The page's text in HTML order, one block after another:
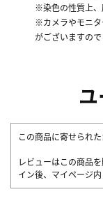
※染色の性質上、
※カメラやモニタ
がございますので
この商品に寄せられ
レビューはこの商品
イン後、マイページ内